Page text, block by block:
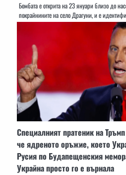
Бомбата е открита на 23 януари близо до
покрайнините на село Драгуни, и е
Специалният пратеник на
че ядреното оръжие, което
Русия по Будапещенския
Украйна просто го е върнала